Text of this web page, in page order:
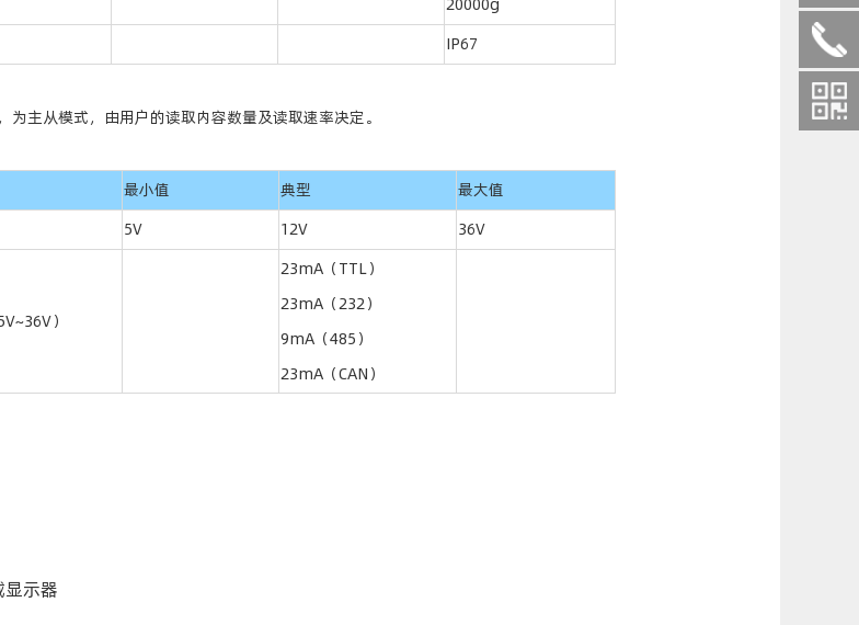
20000g
IP67
为主从模式，由用户的读取内容数量及读取速率决定。
最小值 典型
最大值
5V 12V 36V
）
23mA（TTL）
23mA（232）
9mA（485）
23mA（CAN）
示器